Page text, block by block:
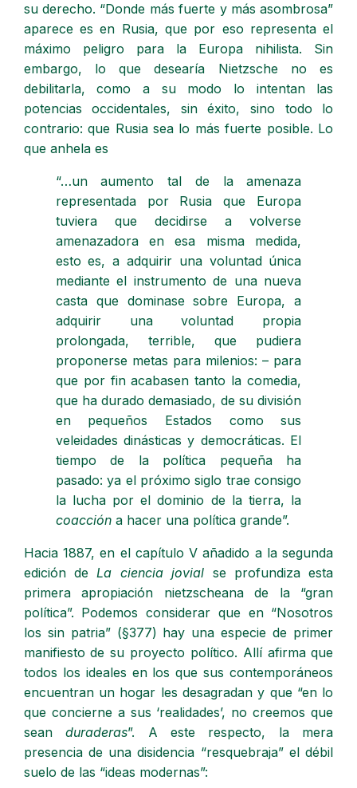
su derecho. “Donde más fuerte y más asombrosa”
aparece es en Rusia, que por eso representa el
máximo peligro para la Europa nihilista. Sin
embargo, lo que desearía Nietzsche no es
debilitarla, como a su modo lo intentan las
potencias occidentales, sin éxito, sino todo lo
contrario: que Rusia sea lo más fuerte posible. Lo
que anhela es
“…un aumento tal de la amenaza
representada por Rusia que Europa
tuviera que decidirse a volverse
amenazadora en esa misma medida,
esto es, a adquirir una voluntad única
mediante el instrumento de una nueva
casta que dominase sobre Europa, a
adquirir una voluntad propia
prolongada, terrible, que pudiera
proponerse metas para milenios: – para
que por fin acabasen tanto la comedia,
que ha durado demasiado, de su división
en pequeños Estados como sus
veleidades dinásticas y democráticas. El
tiempo de la política pequeña ha
pasado: ya el próximo siglo trae consigo
la lucha por el dominio de la tierra, la
coacción a hacer una política grande”.
Hacia 1887, en el capítulo V añadido a la segunda
edición deLa ciencia jovial se profundiza esta
primera apropiación nietzscheana de la “gran
política”. Podemos considerar que en “Nosotros
los sin patria” (§377) hay una especie de primer
manifiesto de su proyecto político. Allí afirma que
todos los ideales en los que sus contemporáneos
encuentran un hogar les desagradan y que “en lo
que concierne a sus ‘realidades’, no creemos que
seanduraderas”. A este respecto, la mera
presencia de una disidencia “resquebraja” el débil
suelo de las “ideas modernas”: